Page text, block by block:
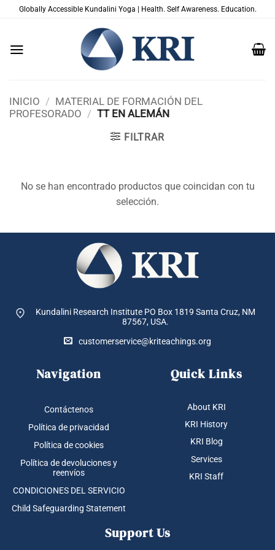
SaltarGlobally Accessible Kundalini Yoga | Health. Self Awareness. Education.
INICIO / MATERIAL DE FORMACIÓN DEL
PROFESORADO / TT EN ALEMÁN
FILTRAR
No se han encontrado productos que coincidan con tu
selección.
Kundalini Research Institute PO Box 1819 Santa Cruz, NM
87567, USA.
customerservice@kriteachings.org
Navigation
Contáctenos
Política de privacidad
Política de cookies
Política de devoluciones y
reenvíos
CONDICIONES DEL SERVICIO
Child Safeguarding Statement
Quick Links
About KRI
KRI History
KRI Blog
Services
KRI Staff
Support Us